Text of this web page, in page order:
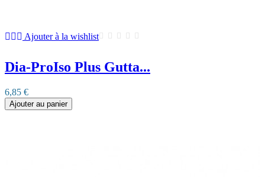
Ajouter à la wishlist
Dia-ProIso Plus Gutta...
6,85 €
Ajouter au panier